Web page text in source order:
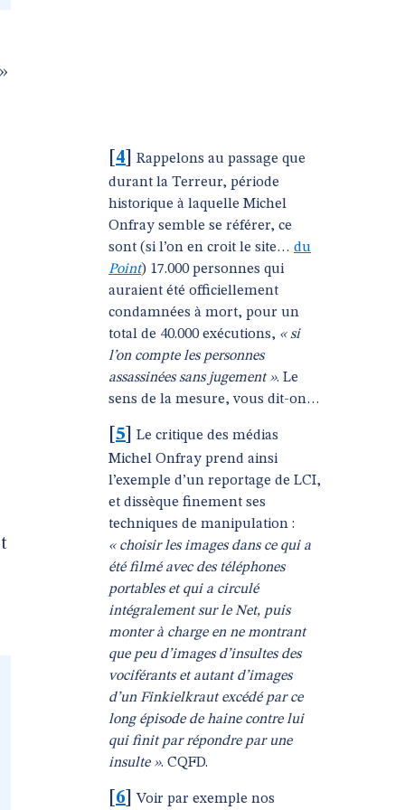
4
Rappelons au passage que
durant la Terreur, période
historique à laquelle Michel
Onfray semble se référer, ce
sont (si l’on en croit le site… du
Point) 17.000 personnes qui
auraient été officiellement
condamnées à mort, pour un
total de 40.000 exécutions, « si
l’on compte les personnes
assassinées sans jugement ». Le
sens de la mesure, vous dit-on…
5
Le critique des médias
Michel Onfray prend ainsi
l’exemple d’un reportage de LCI,
et dissèque finement ses
techniques de manipulation :
« choisir les images dans ce qui a
été filmé avec des téléphones
portables et qui a circulé
intégralement sur le Net, puis
monter à charge en ne montrant
que peu d’images d’insultes des
vociférants et autant d’images
d’un Finkielkraut excédé par ce
long épisode de haine contre lui
qui finit par répondre par une
insulte ». CQFD.
6 ]Voir par exemple nos